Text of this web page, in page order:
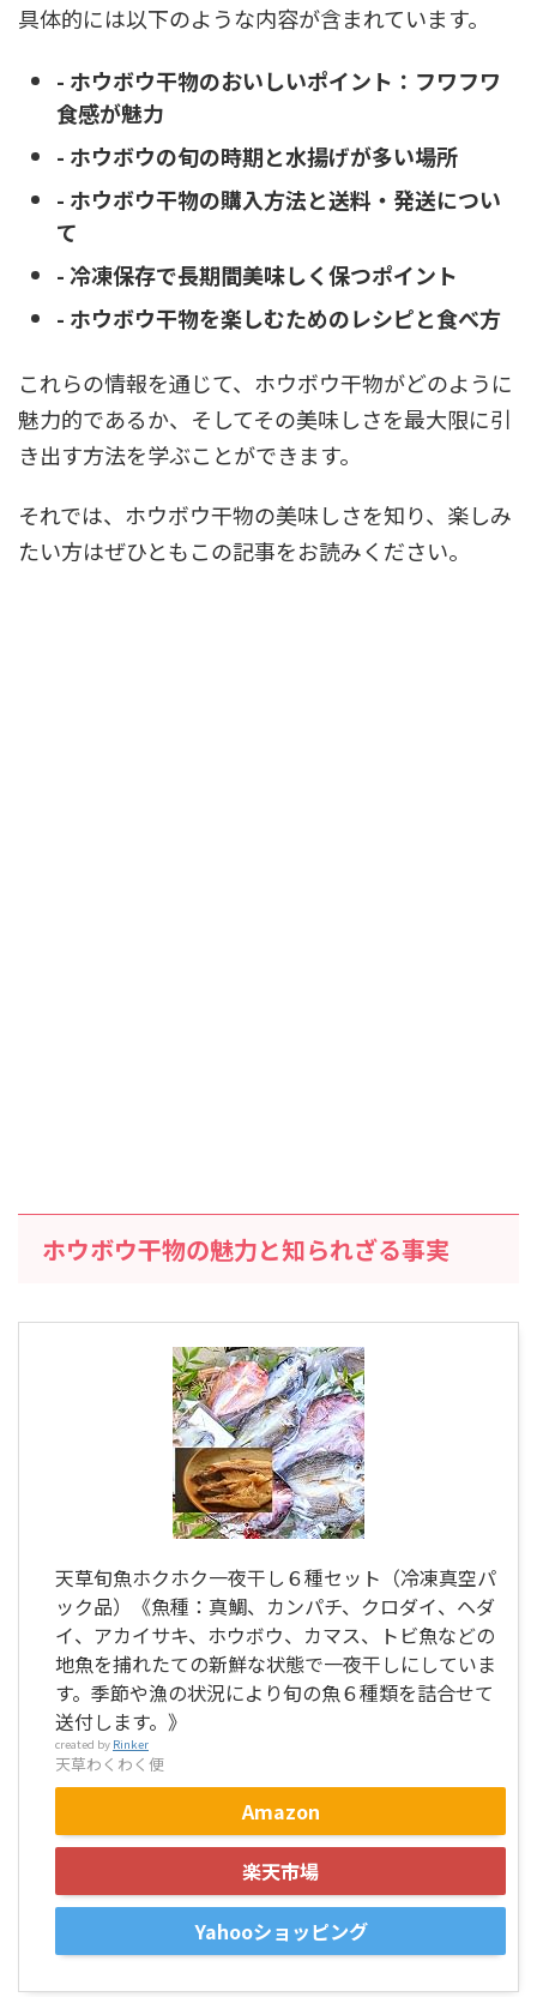
具体的には以下のような内容が含まれています。
- ホウボウ干物のおいしいポイント：フワフワ
食感が魅力
- ホウボウの旬の時期と水揚げが多い場所
- ホウボウ干物の購入方法と送料・発送につい
て
- 冷凍保存で長期間美味しく保つポイント
- ホウボウ干物を楽しむためのレシピと食べ方
これらの情報を通じて、ホウボウ干物がどのように
魅力的であるか、そしてその美味しさを最大限に引
き出す方法を学ぶことができます。
それでは、ホウボウ干物の美味しさを知り、楽しみ
たい方はぜひともこの記事をお読みください。
ホウボウ干物の魅力と知られざる事実
天草旬魚ホクホク一夜干し６種セット（冷凍真空パ
ック品）《魚種：真鯛、カンパチ、クロダイ、ヘダ
イ、アカイサキ、ホウボウ、カマス、トビ魚などの
地魚を捕れたての新鮮な状態で一夜干しにしていま
す。季節や漁の状況により旬の魚６種類を詰合せて
送付します。》
created by Rinker
天草わくわく便
Amazon
楽天市場
Yahooショッピング